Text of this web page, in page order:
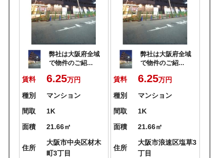
弊社は大阪府全域
で物件のご紹...
賃料 6.25万円
種別
マンション
間取
1K
面積
21.66㎡
住所
大阪市中央区材木
町3丁目
弊社は大阪府全域
で物件のご紹...
賃料 6.25万円
種別
マンション
間取
1K
面積
21.66㎡
住所
大阪市浪速区塩草3
丁目